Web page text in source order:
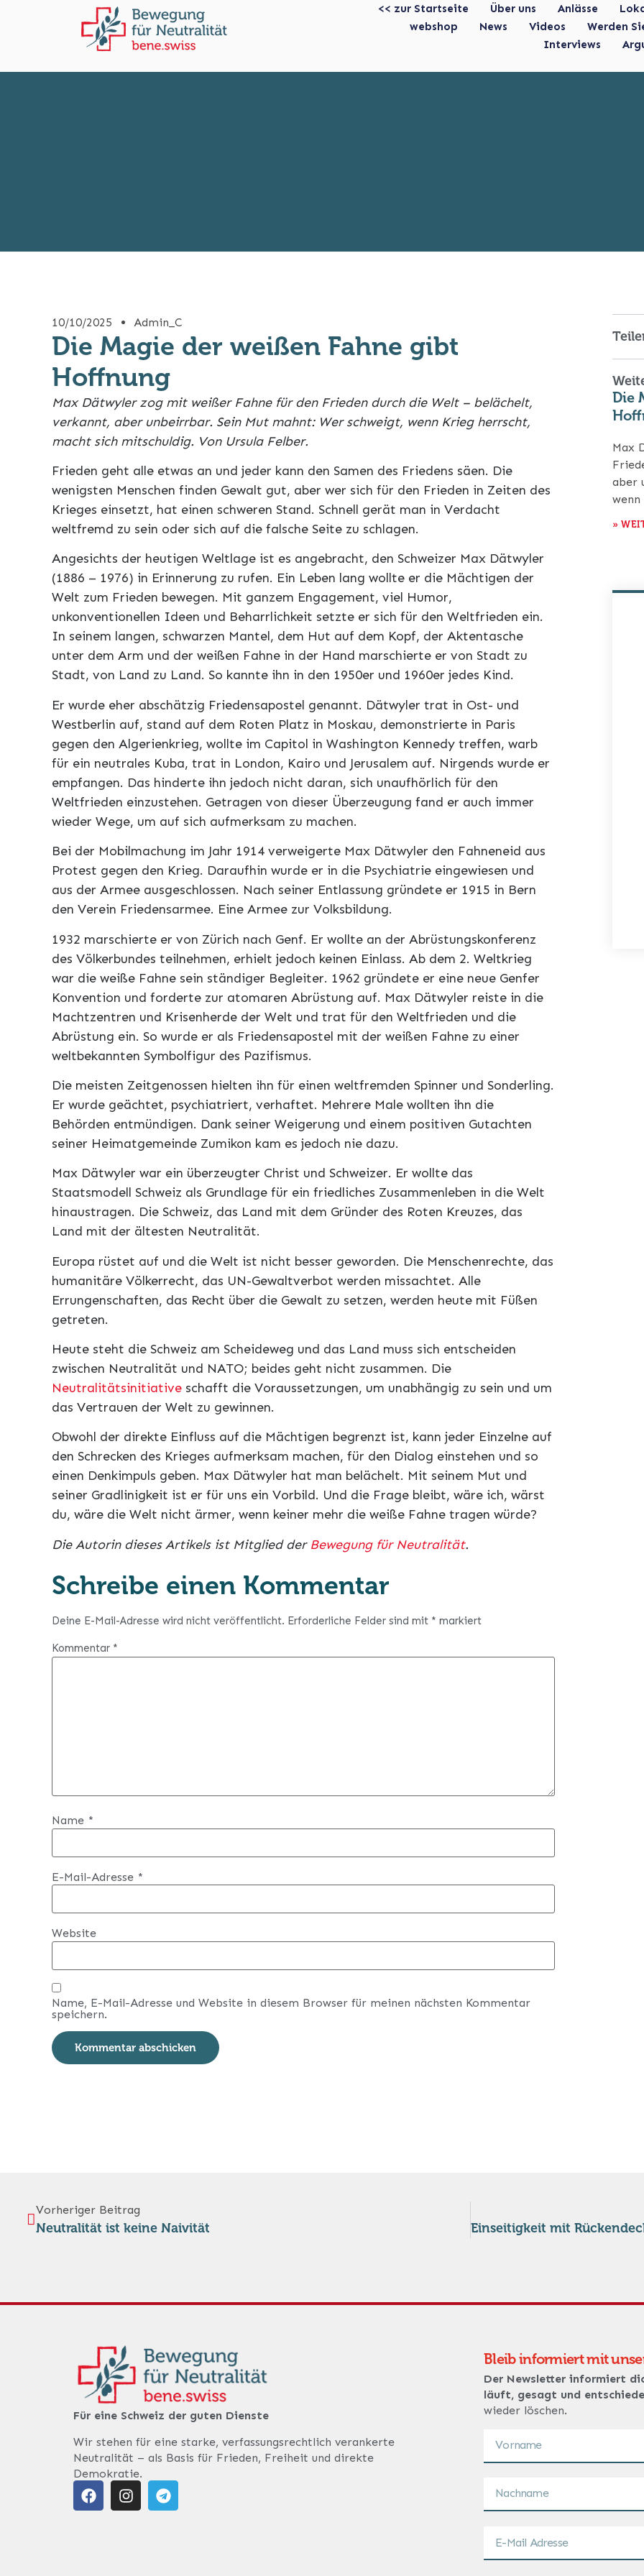
<< zur Startseite Über uns Anlässe
webshop
News Videos
Werden
Interviews
10/10/2025 Admin_C
Die Magie der weißen Fahne gibt
Hoffnung
Max Dätwyler zog mit weißer Fahne für den Frieden durch die Welt – belächelt,
verkannt, aber unbeirrbar. Sein Mut mahnt: Wer schweigt, wenn Krieg herrscht,
macht sich mitschuldig. Von Ursula Felber.
Frieden geht alle etwas an und jeder kann den Samen des Friedens säen. Die
wenigsten Menschen finden Gewalt gut, aber wer sich für den Frieden in Zeiten des
Krieges einsetzt, hat einen schweren Stand. Schnell gerät man in Verdacht
weltfremd zu sein oder sich auf die falsche Seite zu schlagen.
Angesichts der heutigen Weltlage ist es angebracht, den Schweizer Max Dätwyler
(1886 – 1976) in Erinnerung zu rufen. Ein Leben lang wollte er die Mächtigen der
Welt zum Frieden bewegen. Mit ganzem Engagement, viel Humor,
unkonventionellen Ideen und Beharrlichkeit setzte er sich für den Weltfrieden ein.
In seinem langen, schwarzen Mantel, dem Hut auf dem Kopf, der Aktentasche
unter dem Arm und der weißen Fahne in der Hand marschierte er von Stadt zu
Stadt, von Land zu Land. So kannte ihn in den 1950er und 1960er jedes Kind.
Er wurde eher abschätzig Friedensapostel genannt. Dätwyler trat in Ost- und
Westberlin auf, stand auf dem Roten Platz in Moskau, demonstrierte in Paris
gegen den Algerienkrieg, wollte im Capitol in Washington Kennedy treffen, warb
für ein neutrales Kuba, trat in London, Kairo und Jerusalem auf. Nirgends wurde er
empfangen. Das hinderte ihn jedoch nicht daran, sich unaufhörlich für den
Weltfrieden einzustehen. Getragen von dieser Überzeugung fand er auch immer
wieder Wege, um auf sich aufmerksam zu machen.
Bei der Mobilmachung im Jahr 1914 verweigerte Max Dätwyler den Fahneneid aus
Protest gegen den Krieg. Daraufhin wurde er in die Psychiatrie eingewiesen und
aus der Armee ausgeschlossen. Nach seiner Entlassung gründete er 1915 in Bern
den Verein Friedensarmee. Eine Armee zur Volksbildung.
1932 marschierte er von Zürich nach Genf. Er wollte an der Abrüstungskonferenz
des Völkerbundes teilnehmen, erhielt jedoch keinen Einlass. Ab dem 2. Weltkrieg
war die weiße Fahne sein ständiger Begleiter. 1962 gründete er eine neue Genfer
Konvention und forderte zur atomaren Abrüstung auf. Max Dätwyler reiste in die
Machtzentren und Krisenherde der Welt und trat für den Weltfrieden und die
Abrüstung ein. So wurde er als Friedensapostel mit der weißen Fahne zu einer
weltbekannten Symbolfigur des Pazifismus.
Die meisten Zeitgenossen hielten ihn für einen weltfremden Spinner und Sonderling.
Er wurde geächtet, psychiatriert, verhaftet. Mehrere Male wollten ihn die
Behörden entmündigen. Dank seiner Weigerung und einem positiven Gutachten
seiner Heimatgemeinde Zumikon kam es jedoch nie dazu.
Max Dätwyler war ein überzeugter Christ und Schweizer. Er wollte das
Staatsmodell Schweiz als Grundlage für ein friedliches Zusammenleben in die Welt
hinaustragen. Die Schweiz, das Land mit dem Gründer des Roten Kreuzes, das
Land mit der ältesten Neutralität.
Europa rüstet auf und die Welt ist nicht besser geworden. Die Menschenrechte, das
humanitäre Völkerrecht, das UN-Gewaltverbot werden missachtet. Alle
Errungenschaften, das Recht über die Gewalt zu setzen, werden heute mit Füßen
getreten.
Heute steht die Schweiz am Scheideweg und das Land muss sich entscheiden
zwischen Neutralität und NATO; beides geht nicht zusammen. Die
Neutralitätsinitiative schafft die Voraussetzungen, um unabhängig zu sein und um
das Vertrauen der Welt zu gewinnen.
Obwohl der direkte Einfluss auf die Mächtigen begrenzt ist, kann jeder Einzelne auf
den Schrecken des Krieges aufmerksam machen, für den Dialog einstehen und so
einen Denkimpuls geben. Max Dätwyler hat man belächelt. Mit seinem Mut und
seiner Gradlinigkeit ist er für uns ein Vorbild. Und die Frage bleibt, wäre ich, wärst
du, wäre die Welt nicht ärmer, wenn keiner mehr die weiße Fahne tragen würde?
Die Autorin dieses Artikels ist Mitglied der Bewegung für Neutralität.
Schreibe einen Kommentar
Deine E-Mail-Adresse wird nicht veröffentlicht. Erforderliche Felder sind mit * markiert
Kommentar *
Name *
E-Mail-Adresse *
Website
Name, E-Mail-Adresse und Website in diesem Browser für meinen nächsten Kommentar
speichern.
Die
Max
aber
»
Vorheriger Beitrag
Neutralität ist keine Naivität
Für eine Schweiz der guten Dienste
Wir stehen für eine starke, verfassungsrechtlich verankerte
Neutralität – als Basis für Frieden, Freiheit und direkte
Demokratie.
Bleib informiert mit
Der Newsletter informiert
läuft, gesagt und
wieder löschen.